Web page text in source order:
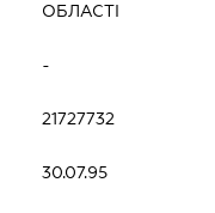
ОБЛАСТІ
-
21727732
30.07.95